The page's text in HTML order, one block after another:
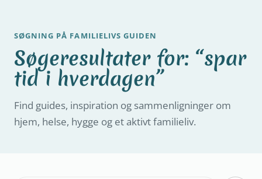
SØGNING PÅ FAMILIELIVS GUIDEN
Søgeresultater for: “spar
tid i hverdagen”
Find guides, inspiration og sammenligninger om
hjem, helse, hygge og et aktivt familieliv.